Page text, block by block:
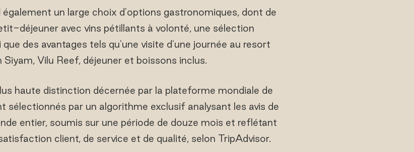
un large choix d'options gastronomiques, dont de
déjeuner avec vins pétillants à volonté, une sélection
des avantages tels qu'une visite d'une journée au resort
Vilu Reef, déjeuner et boissons inclus.
haute distinction décernée par la plateforme mondiale de
sélectionnés par un algorithme exclusif analysant les avis de
entier, soumis sur une période de douze mois et reflétant
client, de service et de qualité, selon TripAdvisor.